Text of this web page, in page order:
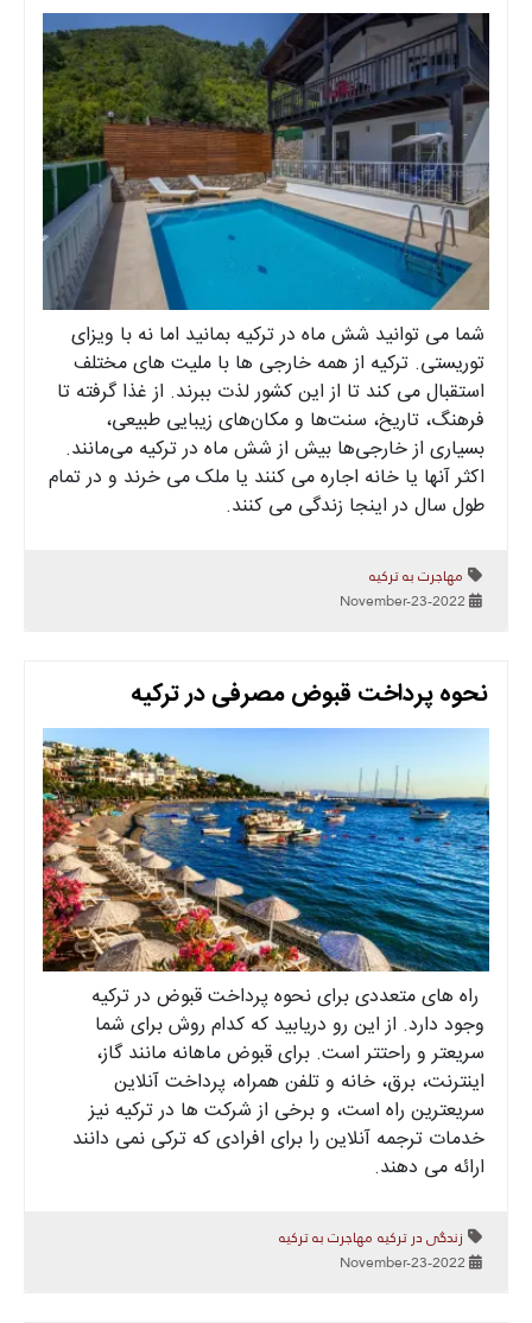
شما می توانید شش ماه در ترکیه بمانید اما نه با ویزای
توریستی. ترکیه از همه خارجی ها با ملیت های مختلف
استقبال می کند تا از این کشور لذت ببرند. از غذا گرفته تا
فرهنگ، تاریخ، سنت‌ها و مکان‌های زیبایی طبیعی،
بسیاری از خارجی‌ها بیش از شش ماه در ترکیه می‌مانند.
اکثر آنها یا خانه اجاره می کنند یا ملک می خرند و در تمام
طول سال در اینجا زندگی می کنند.
مهاجرت به ترکیه
نحوه پرداخت قبوض مصرفی در ترکیه
راه های متعددی برای نحوه پرداخت قبوض در ترکیه
وجود دارد. از این رو دریابید که کدام روش برای شما
سریعتر و راحتتر است. برای قبوض ماهانه مانند گاز،
اینترنت، برق، خانه و تلفن همراه، پرداخت آنلاین
سریعترین راه است، و برخی از شرکت ها در ترکیه نیز
خدمات ترجمه آنلاین را برای افرادی که ترکی نمی دانند
ارائه می دهند.
زندگی در ترکیه مهاجرت به ترکیه